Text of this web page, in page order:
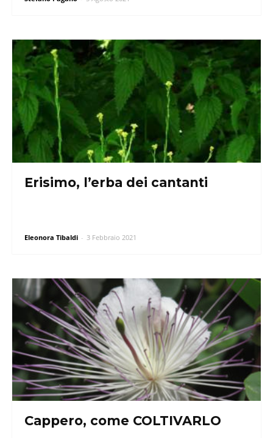
Erisimo, l’erba dei cantanti
Eleonora Tibaldi - 3 Febbraio 2021
Cappero, come COLTIVARLO